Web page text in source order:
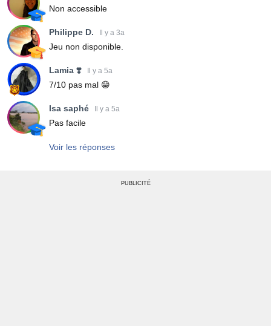
Non accessible
Philippe D. Il y a 3a
Jeu non disponible.
Lamia ❣️ Il y a 5a
7/10 pas mal 😁
Isa saphé Il y a 5a
Pas facile
Voir les réponses
PUBLICITÉ